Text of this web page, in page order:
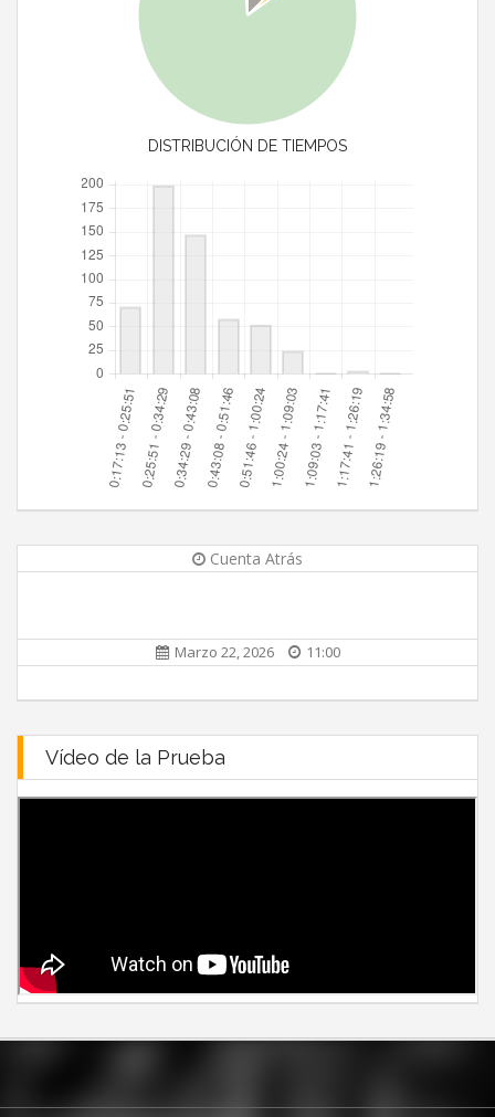
DISTRIBUCIÓN DE TIEMPOS
Cuenta Atrás
Marzo 22, 2026 11:00
Vídeo de la Prueba